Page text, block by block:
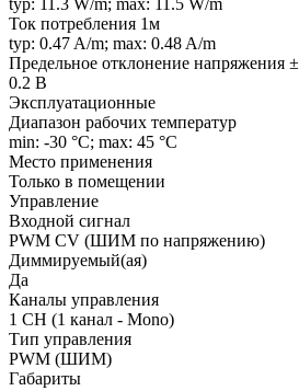
Ток потребления 1м
typ: 0.47 A/m; max: 0.48 A/m
Предельное отклонение напряжения ±
0.2 В
Эксплуатационные
Диапазон рабочих температур
min: -30 °C; max: 45 °C
Место применения
Только в помещении
Управление
Входной сигнал
PWM СV (ШИМ по напряжению)
Диммируемый(ая)
Да
Каналы управления
1 CH (1 канал - Mono)
Тип управления
PWM (ШИМ)
Габариты